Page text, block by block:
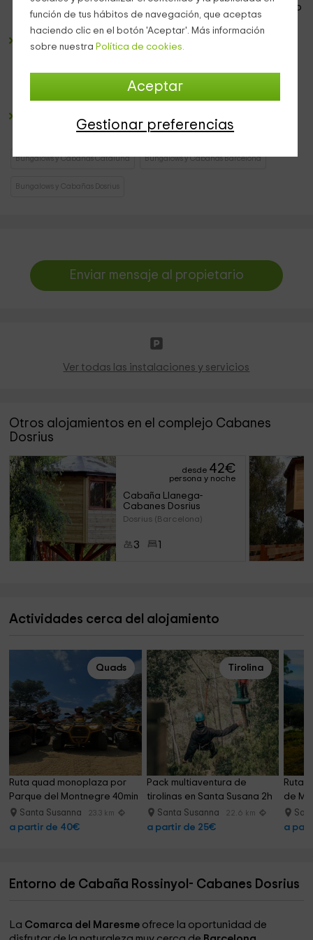
función de tus hábitos de navegación, que aceptas
haciendo clic en el botón 'Aceptar'. Más información
sobre nuestra Política de cookies.
Aceptar
Gestionar preferencias
con mucho
Es espacio de
aseo tiene wc químico
el pabellón de servicios llamadoEl Rovelló
con vistas con 2 originales sillas en las que
tomarse un café en medio del bosque.
Bungalows y Cabañas Cataluña Bungalows y Cabañas Barcelona
Bungalows y Cabañas Dosrius
Enviar mensaje al propietario
Ver todas las instalaciones y servicios
Otros alojamientos en el complejo Cabanes
Dosrius
desde 42€
persona y noche
Cabaña Llanega-
Cabanes Dosrius
Dosrius (Barcelona)
3
Actividades cerca del alojamiento
Quads
Ruta quad monoplaza por
Parque del Montnegre 40min
Santa Susanna 23.3 km
a partir de 40€
Tirolina
Pack multiaventura de
tirolinas en Santa Susana 2h
Santa Susanna 22.6 km
a partir de 25€
Ruta
de
a
Entorno de Cabaña Rossinyol- Cabanes Dosrius
La Comarca del Maresme ofrece la oportunidad de